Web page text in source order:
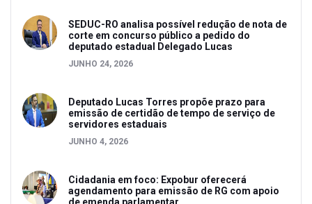
SEDUC-RO analisa possível redução de nota de
corte em concurso público a pedido do
deputado estadual Delegado Lucas
JUNHO 24, 2026
Deputado Lucas Torres propõe prazo para
emissão de certidão de tempo de serviço de
servidores estaduais
JUNHO 4, 2026
Cidadania em foco: Expobur oferecerá
agendamento para emissão de RG com apoio